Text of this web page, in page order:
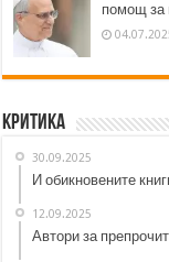
помощ за
Критика
30.09.2025
И обикновените
12.09.2025
Автори за